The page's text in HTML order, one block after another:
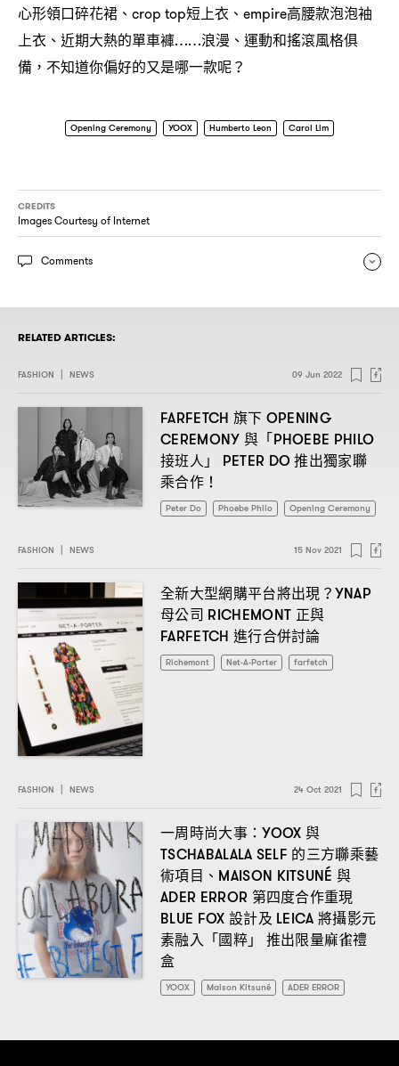
心形領口碎花裙、 crop top短上衣、 empire高腰款泡泡袖
上衣、近期大熱的單車褲……浪漫、運動和搖滾風格俱
備 ， 不知道你偏好的又是哪一款呢？
Opening Ceremony YOOX Humberto Leon Carol Lim
CREDITS
Images Courtesy of Internet
Comments
RELATED ARTICLES:
FASHION | NEWS 09 Jun 2022
FARFETCH 旗下 OPENING
CEREMONY 與「PHOEBE PHILO
接班人」 PETER DO推出獨家聯
乘合作！
Peter Do Phoebe Philo Opening Ceremony
FASHION | NEWS 15 Nov 2021
全新大型網購平台將出現 ？YNAP
母公司 RICHEMONT 正與
FARFETCH 進行合併討論
Richemont Net-A-Porter farfetch
FASHION | NEWS 24 Oct 2021
一周時尚大事：YOOX 與
TSCHABALALA SELF 的三方聯乘藝
術項目、 MAISON KITSUNÉ與
ADER ERROR 第四度合作重現
BLUE FOX 設計及 LEICA將攝影元
素融入「國粹」
推出限量麻雀禮
盒
YOOX Maison Kitsuné ADER ERROR